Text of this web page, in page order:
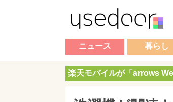
ニュース 暮らし
楽天モバイルが「arrows